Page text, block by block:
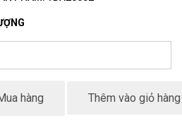
hàng Thêm vào giỏ hàng